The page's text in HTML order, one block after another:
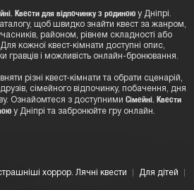
Квести для відпочинку з родиною у Дніпрі.
щоб швидко знайти квест за жанром,
районом, рівнем складності або
кожної квест-кімнати доступні опис,
гравців і можливість онлайн-бронювання.
різні квест-кімнати та обрати сценарій,
сімейного відпочинку, побачення, дня
Ознайомтеся з доступними Сімейні. Квести
у Дніпрі та забронюйте гру онлайн.
хоррор. Лячні квести Для дітей